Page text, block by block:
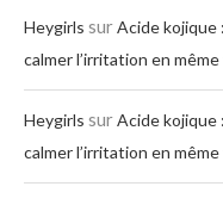
Heygirls surAcide kojique
calmer l’irritation en
Heygirls surAcide kojique
calmer l’irritation en